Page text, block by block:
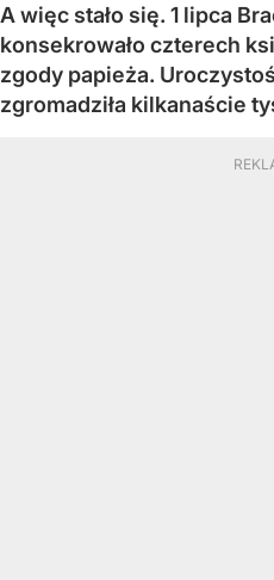
A więc stało się. 1 lipca
konsekrowało czterech
zgody papieża.
zgromadziła kilkanaście